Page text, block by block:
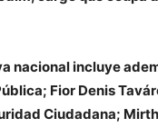
nacional incluye
Fior Denis
Ciudadana;